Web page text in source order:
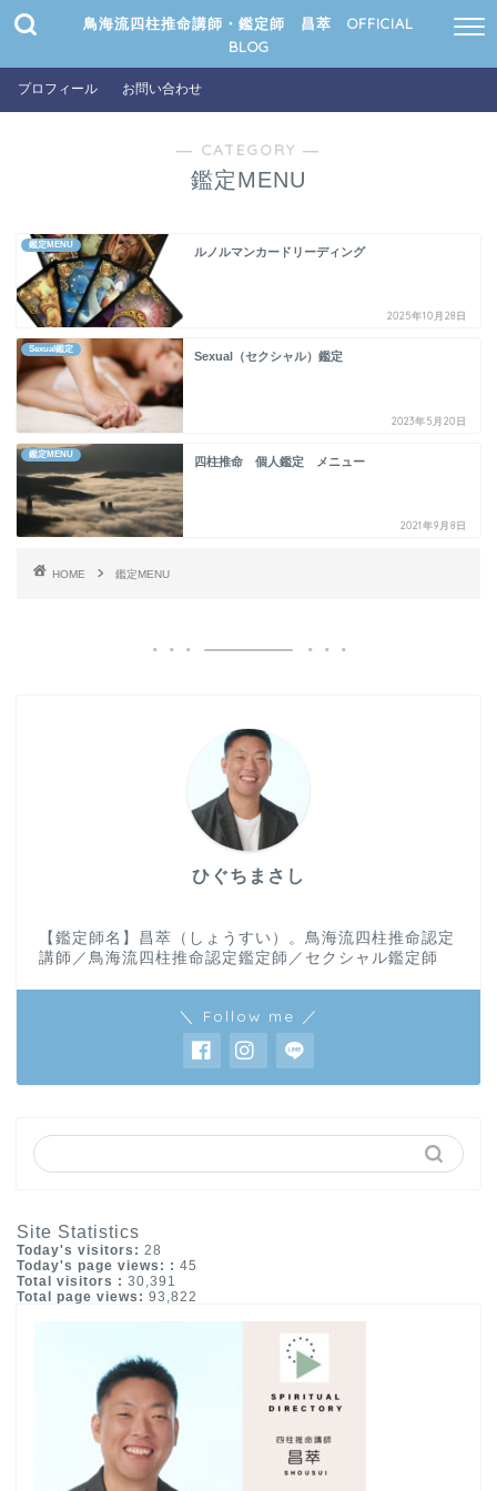
鳥海流四柱推命講師・鑑定師 昌萃 OFFICIAL
BLOG
プロフィール お問い合わせ
― CATEGORY ―
鑑定MENU
鑑定MENU
ルノルマンカードリーディング
2025年10月28日
Sexual鑑定
Sexual（セクシャル）鑑定
2023年5月20日
鑑定MENU
四柱推命 個人鑑定 メニュー
2021年9月8日
HOME 鑑定MENU
ひぐちまさし
【鑑定師名】昌萃（しょうすい）。鳥海流四柱推命認定
講師／鳥海流四柱推命認定鑑定師／セクシャル鑑定師
＼ Follow me ／
Site Statistics
Today's visitors: 28
Today's page views: : 45
Total visitors : 30,391
Total page views: 93,822